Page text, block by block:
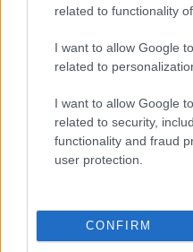
related to functionality
I want to allow Google
related to
I want to allow Google
related to security,
functionality and fraud
user protection.
CONFIRM
21·06·2022 14:11
Τι αλλάζει με τις
Τσιάρας